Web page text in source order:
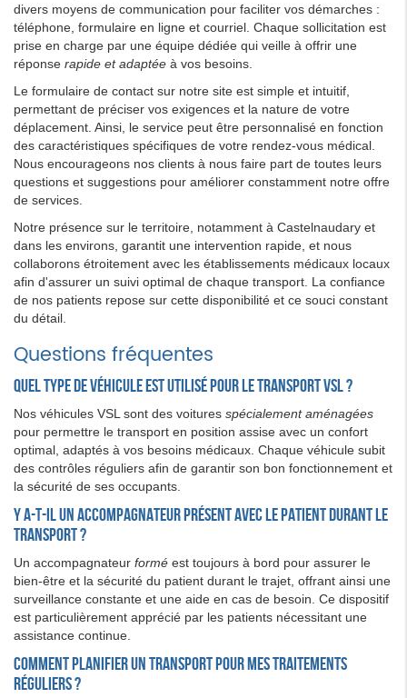
divers moyens de communication pour faciliter vos démarches :
téléphone, formulaire en ligne et courriel. Chaque sollicitation est
prise en charge par une équipe dédiée qui veille à offrir une
réponse rapide et adaptée à vos besoins.
Le formulaire de contact sur notre site est simple et intuitif,
permettant de préciser vos exigences et la nature de votre
déplacement. Ainsi, le service peut être personnalisé en fonction
des caractéristiques spécifiques de votre rendez-vous médical.
Nous encourageons nos clients à nous faire part de toutes leurs
questions et suggestions pour améliorer constamment notre offre
de services.
Notre présence sur le territoire, notamment à Castelnaudary et
dans les environs, garantit une intervention rapide, et nous
collaborons étroitement avec les établissements médicaux locaux
afin d'assurer un suivi optimal de chaque transport. La confiance
de nos patients repose sur cette disponibilité et ce souci constant
du détail.
Questions fréquentes
Quel type de véhicule est utilisé pour le transport VSL ?
Nos véhicules VSL sont des voitures spécialement aménagées
pour permettre le transport en position assise avec un confort
optimal, adaptés à vos besoins médicaux. Chaque véhicule subit
des contrôles réguliers afin de garantir son bon fonctionnement et
la sécurité de ses occupants.
Y a-t-il un accompagnateur présent avec le patient durant le
transport ?
Un accompagnateur formé est toujours à bord pour assurer le
bien-être et la sécurité du patient durant le trajet, offrant ainsi une
surveillance constante et une aide en cas de besoin. Ce dispositif
est particulièrement apprécié par les patients nécessitant une
assistance continue.
Comment planifier un transport pour mes traitements
réguliers ?